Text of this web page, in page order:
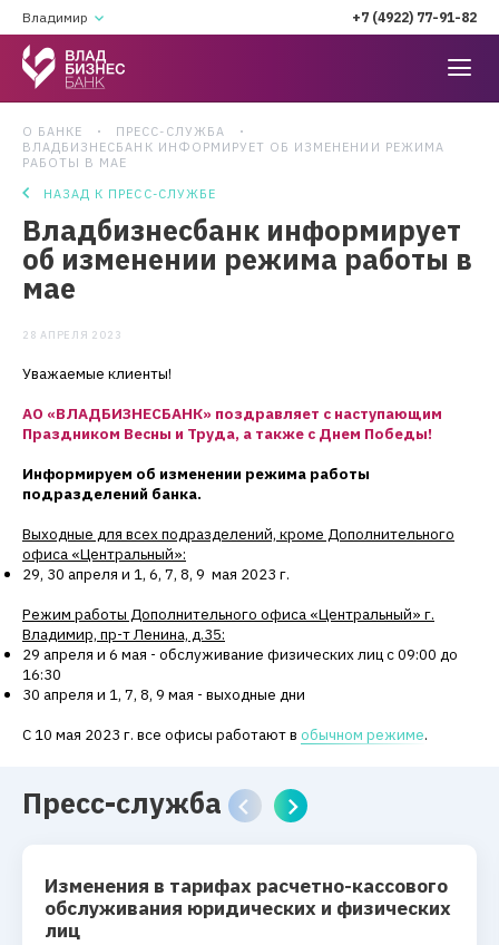
Владимир +7 (4922) 77-91-82
О БАНКЕ
ПРЕСС-СЛУЖБА
ВЛАДБИЗНЕСБАНК ИНФОРМИРУЕТ ОБ ИЗМЕНЕНИИ РЕЖИМА
РАБОТЫ В МАЕ
НАЗАД К ПРЕСС-СЛУЖБЕ
Владбизнесбанк информирует
об изменении режима работы в
мае
28 АПРЕЛЯ 2023
Уважаемые клиенты!
АО «ВЛАДБИЗНЕСБАНК» поздравляет с наступающим
Праздником Весны и Труда, а также с Днем Победы!
Информируем об изменении режима работы
подразделений банка.
Выходные для всех подразделений, кроме Дополнительного
офиса «Центральный»:
29, 30 апреля и 1, 6, 7, 8, 9 мая 2023 г.
Режим работы Дополнительного офиса «Центральный» г.
Владимир, пр-т Ленина, д.35:
29 апреля и 6 мая - обслуживание физических лиц с 09:00 до
16:30
30 апреля и 1, 7, 8, 9 мая - выходные дни
С 10 мая 2023 г. все офисы работают в обычном режиме.
Пресс-служба
Изменения в тарифах расчетно-кассового
обслуживания юридических и физических
лиц